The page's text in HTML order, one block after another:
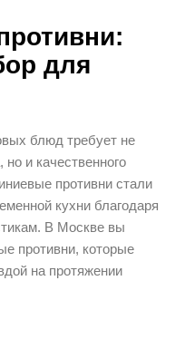
для
блюд требует не
но и качественного
противни стали
кухни благодаря
В Москве вы
противни, которые
на протяжении